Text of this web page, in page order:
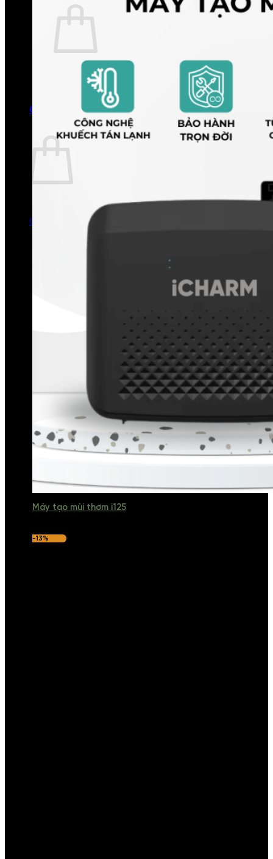
Chưa có sản phẩm trong giỏ hàng.
Quay trở lại cửa hàng
0
Giỏ hàng
Chưa có sản phẩm trong giỏ hàng.
Quay trở lại cửa hàng
Máy tạo mùi thơm i125
-13%